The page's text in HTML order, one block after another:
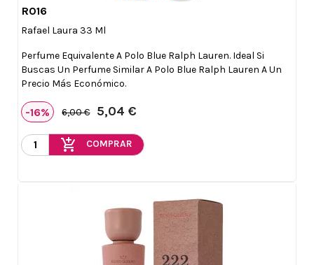
R016
Rafael Laura 33 Ml
Perfume Equivalente A Polo Blue Ralph Lauren. Ideal Si
Buscas Un Perfume Similar A Polo Blue Ralph Lauren A Un
Precio Más Económico.
-16% 6,00 € 5,04 €
add_shopping_cart COMPRAR